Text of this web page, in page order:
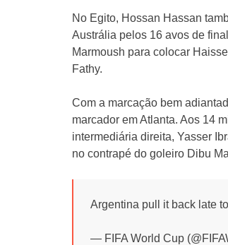
No Egito, Hossan Hassan
Austrália pelos 16 avos de
Marmoush para colocar
Fathy.
Com a marcação bem
marcador em Atlanta. Aos 14
intermediária direita, Yasser
no contrapé do goleiro Dibu
Argentina pull it back late
— FIFA World Cup